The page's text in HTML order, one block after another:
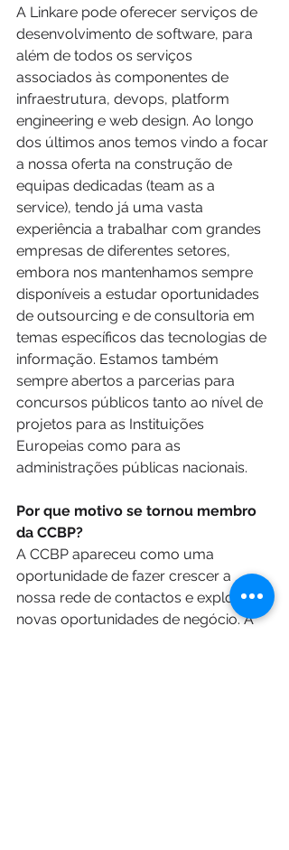
A Linkare pode oferecer serviços de
desenvolvimento de software, para
além de todos os serviços
associados às componentes de
infraestrutura, devops, platform
engineering e web design. Ao longo
dos últimos anos temos vindo a focar
a nossa oferta na construção de
equipas dedicadas (team as a
service), tendo já uma vasta
experiência a trabalhar com grandes
empresas de diferentes setores,
embora nos mantenhamos sempre
disponíveis a estudar oportunidades
de outsourcing e de consultoria em
temas específicos das tecnologias de
informação. Estamos também
sempre abertos a parcerias para
concursos públicos tanto ao nível de
projetos para as Instituições
Europeias como para as
administrações públicas nacionais.
Por que motivo se tornou membro
da CCBP?
A CCBP apareceu como uma
oportunidade de fazer crescer a
nossa rede de contactos e explorar
novas oportunidades de negócio. A